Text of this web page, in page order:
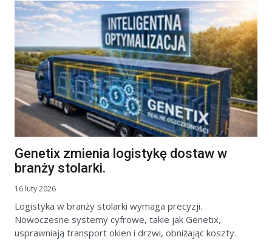
Genetix zmienia logistykę dostaw w
branży stolarki.
16 luty 2026
Logistyka w branży stolarki wymaga precyzji.
Nowoczesne systemy cyfrowe, takie jak Genetix,
usprawniają transport okien i drzwi, obniżając koszty.